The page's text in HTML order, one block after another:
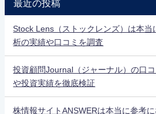
最近の投稿
Stock Lens（ストックレンズ）は本当
析の実績や口コミを調査
投資顧問Journal（ジャーナル）の口
や投資実績を徹底検証
株情報サイトANSWERは本当に参考